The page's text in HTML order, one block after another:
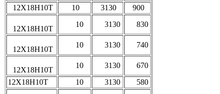
12Х18Н10Т
10 3130 900
12Х18Н10Т
10 3130 830
12Х18Н10Т
10 3130 740
12Х18Н10Т
10 3130
670
12Х18Н10Т
10 3130 580